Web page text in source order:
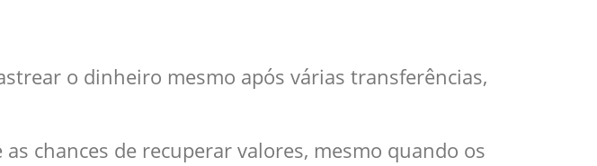
o dinheiro mesmo após várias transferências,
chances de recuperar valores, mesmo quando os